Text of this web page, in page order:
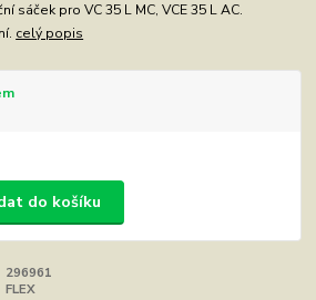
sáček pro VC 35 L MC, VCE 35 L AC.
celý popis
do košíku
296961
FLEX